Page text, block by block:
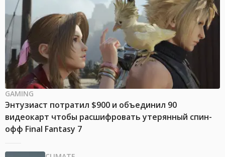
GAMING
Энтузиаст потратил $900 и объединил 90
видеокарт чтобы расшифровать утерянный спин-
офф Final Fantasy 7